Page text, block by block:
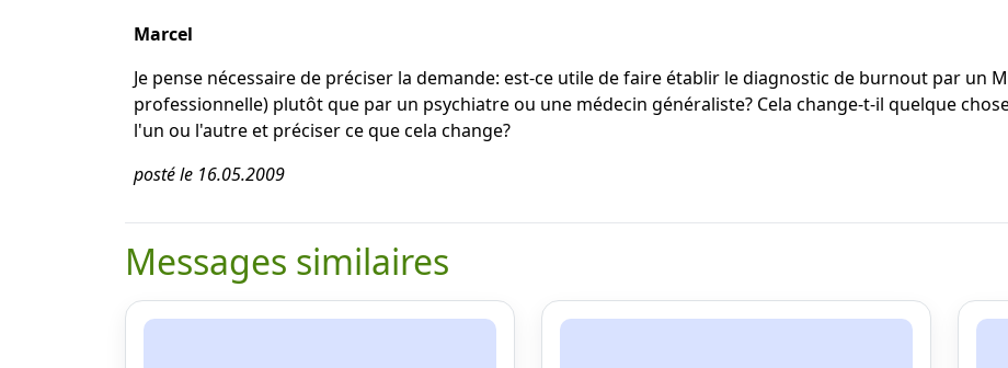
Marcel
Je pense nécessaire de préciser la demande: est-ce utile de faire établir le diagnostic de burnout par un
professionnelle) plutôt que par un psychiatre ou une médecin généraliste? Cela change-t-il quelque
l'un ou l'autre et préciser ce que cela change?
posté le 16.05.2009
Messages similaires